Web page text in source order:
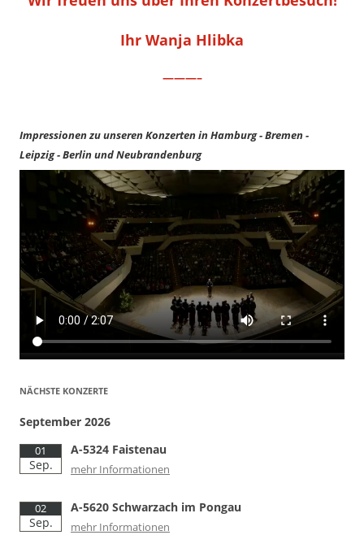
Ihr Wanja Hlibka
———–
Impressionen zu unseren Konzerten in Hamburg - Bremen -
Leipzig - Berlin und Neubrandenburg
NÄCHSTE KONZERTE
September 2026
01
Sep.
A-5324 Faistenau
mehr Informationen
02
Sep.
A-5620 Schwarzach im Pongau
mehr Informationen